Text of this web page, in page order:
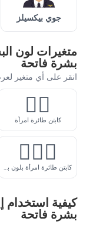
جوي بيكسيلز
متغيرات لون
بشرة فاتحة
انقر على أي متغير
👩‍✈️
كابتن طائرة امرأة
👩🏽‍✈️
كابتن طائرة امرأة بلون بشرة متوسطة
كيفية استخدام
بشرة فاتحة